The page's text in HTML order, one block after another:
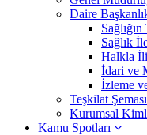
Daire
Sağlık
Halkla
İdari ve
İzleme
Teşkilat Şeması
Kurumsal
Kamu Spotları